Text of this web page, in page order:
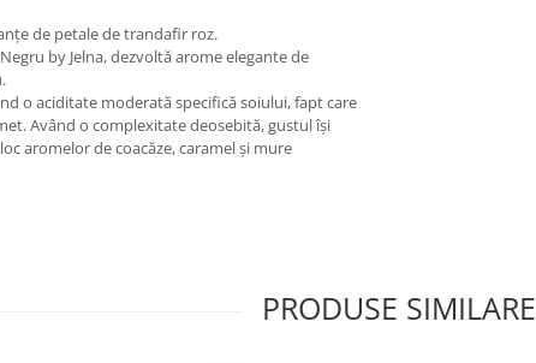
de petale de trandafir roz.
by Jelna, dezvoltă arome elegante de
o aciditate moderată specifică soiului, fapt care
Având o complexitate deosebită, gustul îşi
aromelor de coacăze, caramel şi mure
PRODUSE SIMILARE